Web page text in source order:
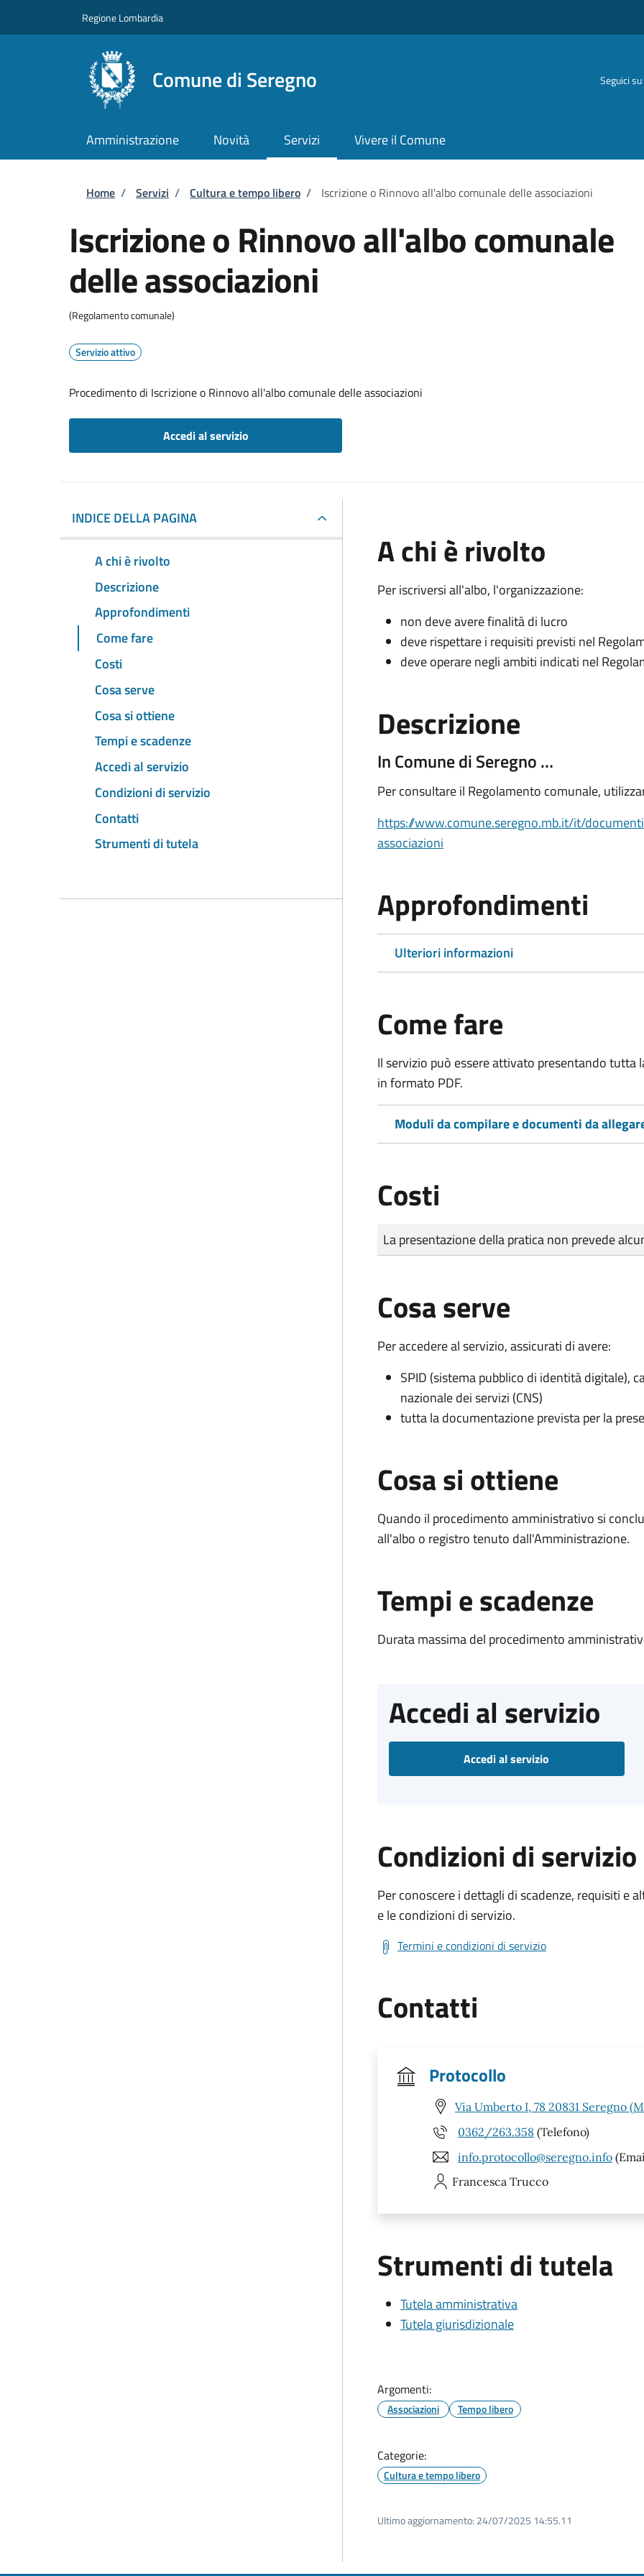
Regione Lombardia
Comune di Seregno Seguici su
Amministrazione Novità Servizi Vivere il Comune
Briciole di pane
Home / Servizi / Cultura e tempo libero / Iscrizione o Rinnovo all'albo comunale delle associazioni
Iscrizione o Rinnovo all'albo comunale
delle associazioni
(Regolamento comunale)
Servizio attivo
Procedimento di Iscrizione o Rinnovo all'albo comunale delle associazioni
Accedi al servizio
INDICE DELLA PAGINA
A chi è rivolto
Descrizione
Approfondimenti
Come fare
Costi
Cosa serve
Cosa si ottiene
Tempi e scadenze
Accedi al servizio
Condizioni di servizio
Contatti
Strumenti di tutela
A chi è rivolto
Per iscriversi all'albo, l'organizzazione:
non deve avere finalità di lucro
deve rispettare i requisiti previsti nel
deve operare negli ambiti indicati nel
Descrizione
In Comune di Seregno …
Per consultare il Regolamento comunale,
https://www.comune.seregno.mb.it/it/
associazioni
Approfondimenti
Ulteriori informazioni
Come fare
Il servizio può essere attivato presentando
in formato PDF.
Moduli da compilare e documenti da
Costi
Tipo di pagamento
Importo
La presentazione della pratica non prevede
Cosa serve
Per accedere al servizio, assicurati di avere:
SPID (sistema pubblico di identità digitale),
nazionale dei servizi (CNS)
tutta la documentazione prevista per la
Cosa si ottiene
Quando il procedimento amministrativo si
all'albo o registro tenuto dall'Amministrazione.
Tempi e scadenze
Durata massima del procedimento
Accedi al servizio
Accedi al servizio
Condizioni di servizio
Per conoscere i dettagli di scadenze, requisiti e
e le condizioni di servizio.
Termini e condizioni di servizio
Contatti
Protocollo
Via Umberto I, 78 20831 Seregno
0362/263.358 (Telefono)
info.protocollo@seregno.info
Francesca Trucco
Strumenti di tutela
Tutela amministrativa
Tutela giurisdizionale
Argomenti:
Associazioni Tempo libero
Categorie:
Cultura e tempo libero
Ultimo aggiornamento: 24/07/2025 14:55.11